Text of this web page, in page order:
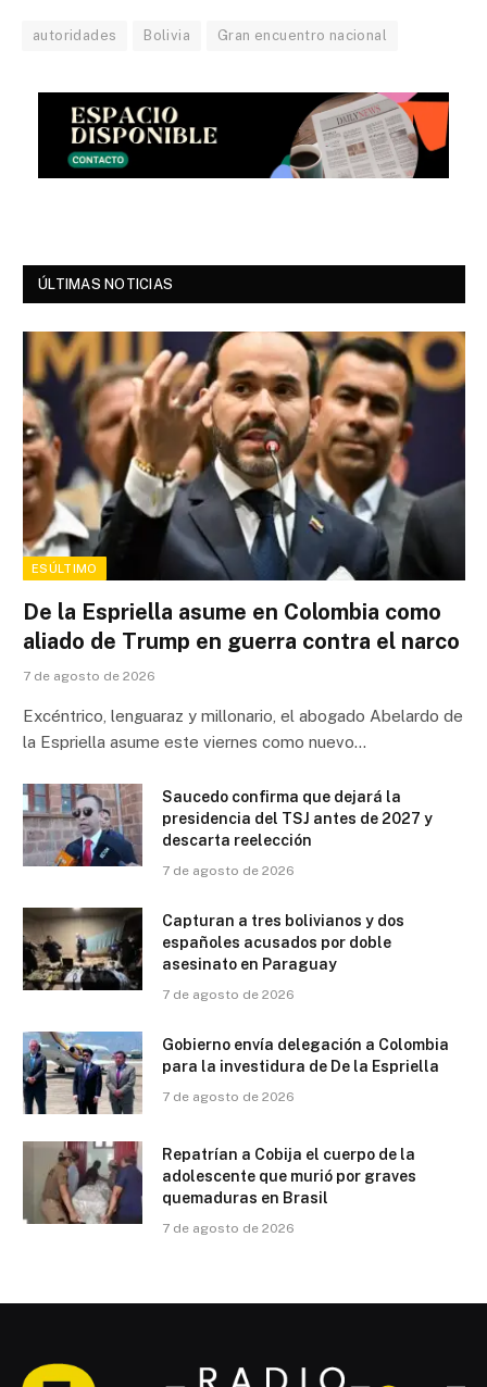
autoridades Bolivia Gran encuentro nacional
ÚLTIMAS NOTICIAS
ESÚLTIMO
De la Espriella asume en Colombia como
aliado de Trump en guerra contra el narco
7 de agosto de 2026
Excéntrico, lenguaraz y millonario, el abogado Abelardo de
la Espriella asume este viernes como nuevo…
Saucedo confirma que dejará la
presidencia del TSJ antes de 2027 y
descarta reelección
7 de agosto de 2026
Capturan a tres bolivianos y dos
españoles acusados por doble
asesinato en Paraguay
7 de agosto de 2026
Gobierno envía delegación a Colombia
para la investidura de De la Espriella
7 de agosto de 2026
Repatrían a Cobija el cuerpo de la
adolescente que murió por graves
quemaduras en Brasil
7 de agosto de 2026